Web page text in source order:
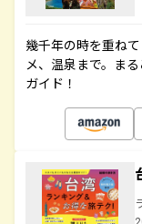
幾千年の時を重ね
メ、温泉まで。ま
ガイド！